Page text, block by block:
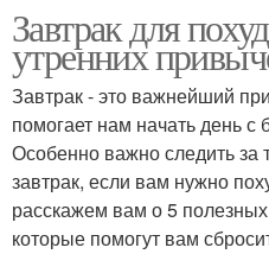
Завтрак для
утренних
Завтрак - это важнейший
помогает нам начать день с
Особенно важно следить за
завтрак, если вам нужно
расскажем вам о 5
которые помогут вам